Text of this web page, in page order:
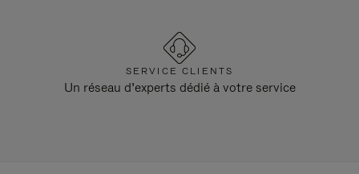
SERVICE CLIENTS
Un réseau d’experts dédié à votre service